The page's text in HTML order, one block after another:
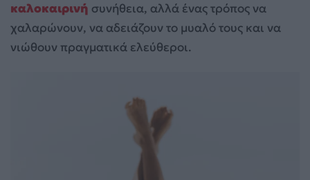
καλοκαιρινή συνήθεια, αλλά ένας τρόπος να
χαλαρώνουν, να αδειάζουν το μυαλό τους και να
νιώθουν πραγματικά ελεύθεροι.